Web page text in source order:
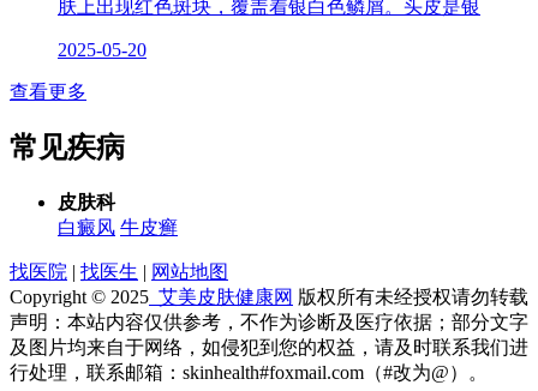
肤上出现红色斑块，覆盖着银白色鳞屑。头皮是银
2025-05-20
查看更多
常见疾病
皮肤科
白癜风 牛皮癣
找医院 | 找医生 | 网站地图
Copyright © 2025 艾美皮肤健康网 版权所有未经授权请勿转载
声明：本站内容仅供参考，不作为诊断及医疗依据；部分文字
及图片均来自于网络，如侵犯到您的权益，请及时联系我们进
行处理，联系邮箱：skinhealth#foxmail.com（#改为@）。